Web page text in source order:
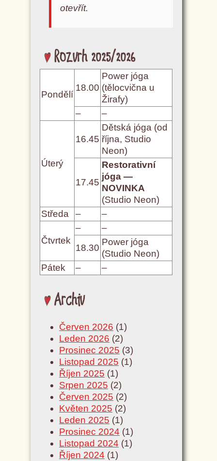
otevřít.
Rozvrh 2025/2026
Pondělí
18.00
Power jóga
(tělocvična u
Žirafy)
–
–
Úterý
16.45
Dětská jóga (od
října, Studio
Neon)
17.45
Restorativní
jóga —
NOVINKA
(Studio Neon)
Středa
– –
Čtvrtek
–
–
18.30
Power jóga
(Studio Neon)
Pátek
– –
Archiv
Červen 2026 (1)
Leden 2026 (2)
Prosinec 2025 (3)
Listopad 2025 (1)
Říjen 2025 (1)
Srpen 2025 (2)
Červen 2025 (2)
Květen 2025 (2)
Leden 2025 (1)
Prosinec 2024 (1)
Listopad 2024 (1)
Říjen 2024 (1)